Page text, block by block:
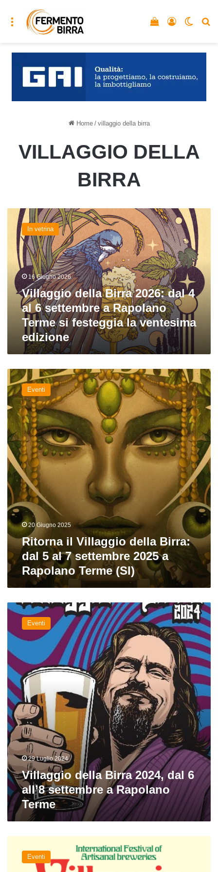
Menu Accedi
Vedi il carrello
Home / villaggio della birra
VILLAGGIO DELLA
BIRRA
Villaggio
della
Birra
2026:
settembre
Rapolano
festeggia
la
edizione
In vetrina
16 Giugno 2026
Villaggio della Birra 2026: dal 4
al 6 settembre a Rapolano
Terme si festeggia la ventesima
edizione
Ritorna
il
Villaggio
della
Birra:
dal
5
al
7
settembre
2025
a
Rapolano
Terme
(SI)
Eventi
20 Giugno 2025
Ritorna il Villaggio della Birra:
dal 5 al 7 settembre 2025 a
Rapolano Terme (SI)
Villaggio
della
2024,
dal
all’8
settembre
a
Rapolano
Terme
Eventi
29 Luglio 2024
Villaggio della Birra 2024, dal 6
all’8 settembre a Rapolano
Terme
Eventi